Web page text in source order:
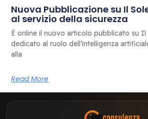
Nuova Pubblicazione su Il Sole
al servizio della sicurezza
È online il nuovo articolo pubblicato su Il
dedicato al ruolo dell’intelligenza
alla
Read More